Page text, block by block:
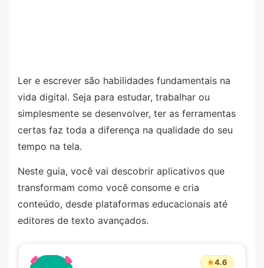
Ler e escrever são habilidades fundamentais na
vida digital. Seja para estudar, trabalhar ou
simplesmente se desenvolver, ter as ferramentas
certas faz toda a diferença na qualidade do seu
tempo na tela.
Neste guia, você vai descobrir aplicativos que
transformam como você consome e cria
conteúdo, desde plataformas educacionais até
editores de texto avançados.
4.6